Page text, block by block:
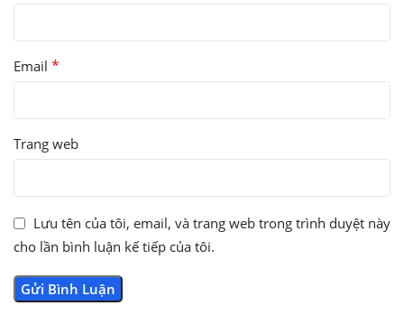
Email *
Trang web
Lưu tên của tôi, email, và trang web trong trình duyệt này
cho lần bình luận kế tiếp của tôi.